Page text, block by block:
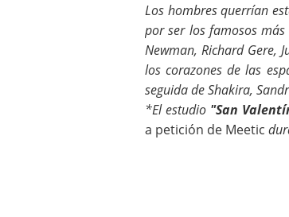
Los hombres querrían
por ser los famosos
Newman, Richard Gere,
los corazones de las
seguida de Shakira,
*El estudio "San
a petición de Meetic